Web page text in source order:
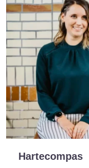
Hartecompas